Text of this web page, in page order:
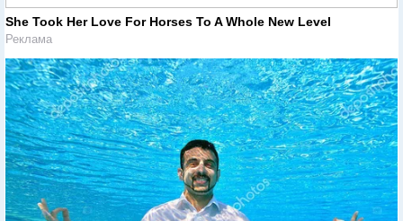
She Took Her Love For Horses To A Whole New Level
Реклама